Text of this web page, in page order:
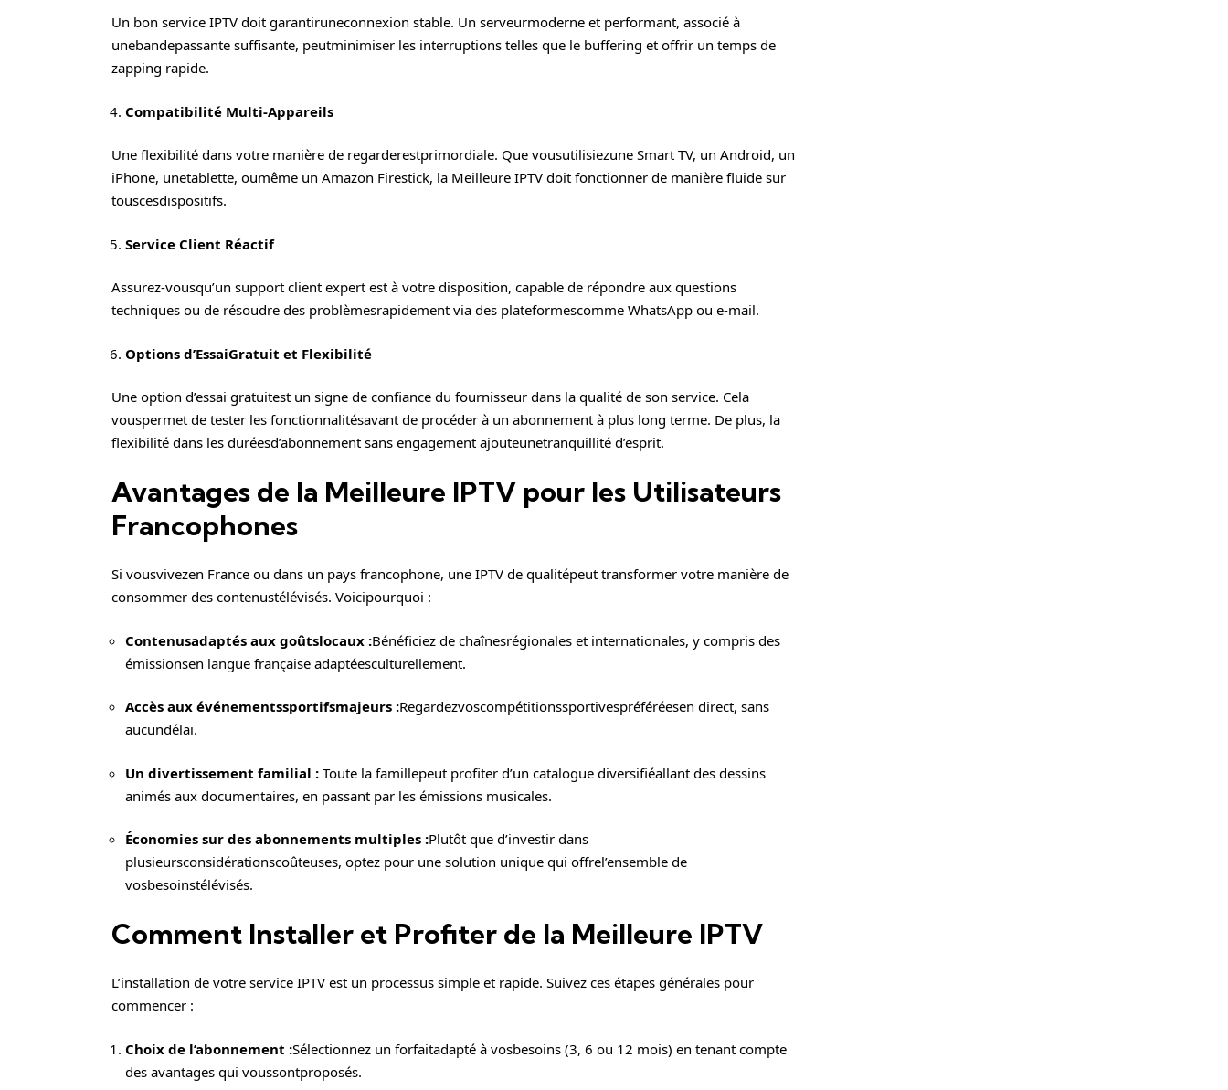
Un bon service IPTV doit garantiruneconnexion stable. Un serveurmoderne et performant, associé à
unebandepassante suffisante, peutminimiser les interruptions telles que le buffering et offrir un temps de
zapping rapide.
Compatibilité Multi-Appareils
Une flexibilité dans votre manière de regarderestprimordiale. Que vousutilisiezune Smart TV, un Android, un
iPhone, unetablette, oumême un Amazon Firestick, la Meilleure IPTV doit fonctionner de manière fluide sur
touscesdispositifs.
Service Client Réactif
Assurez-vousqu’un support client expert est à votre disposition, capable de répondre aux questions
techniques ou de résoudre des problèmesrapidement via des plateformescomme WhatsApp ou e-mail.
Options d’EssaiGratuit et Flexibilité
Une option d’essai gratuitest un signe de confiance du fournisseur dans la qualité de son service. Cela
vouspermet de tester les fonctionnalitésavant de procéder à un abonnement à plus long terme. De plus, la
flexibilité dans les duréesd’abonnement sans engagement ajouteunetranquillité d’esprit.
Avantages de la Meilleure IPTV pour les Utilisateurs
Francophones
Si vousvivezen France ou dans un pays francophone, une IPTV de qualitépeut transformer votre manière de
consommer des contenustélévisés. Voicipourquoi :
Contenusadaptés aux goûtslocaux :Bénéficiez de chaînesrégionales et internationales, y compris des
émissionsen langue française adaptéesculturellement.
Accès aux événementssportifsmajeurs :Regardezvoscompétitionssportivespréféréesen direct, sans
aucundélai.
Un divertissement familial : Toute la famillepeut profiter d’un catalogue diversifiéallant des dessins
animés aux documentaires, en passant par les émissions musicales.
Économies sur des abonnements multiples :Plutôt que d’investir dans
plusieursconsidérationscoûteuses, optez pour une solution unique qui offrel’ensemble de
vosbesoinstélévisés.
Comment Installer et Profiter de la Meilleure IPTV
L’installation de votre service IPTV est un processus simple et rapide. Suivez ces étapes générales pour
commencer :
Choix de l’abonnement :Sélectionnez un forfaitadapté à vosbesoins (3, 6 ou 12 mois) en tenant compte
des avantages qui voussontproposés.